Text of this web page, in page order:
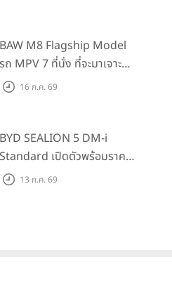
Traffic Monitor เพียงจอง
ภายใน 31 ก.ค. 2569 รับบัตร
น้ำมันมูลค่า 10,000 บาท
BAW M8 Flagship Model
รถ MPV 7 ที่นั่ง ที่จะมาเจาะ
ตลาดครอบครัวและองค์กรยุค
แรก)
16 ก.ค. 69
BYD SEALION 5 DM-i
Standard เปิดตัวพร้อมราคา
คาดการณ์ 699,900 บาท รุ่น
13 ก.ค. 69